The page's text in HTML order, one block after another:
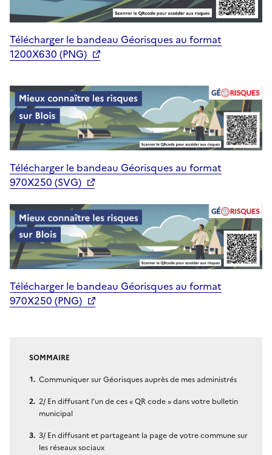
Télécharger le bandeau Géorisques au format
1200X630 (PNG)
Télécharger le bandeau Géorisques au format
970X250 (SVG)
Télécharger le bandeau Géorisques au format
970X250 (PNG)
SOMMAIRE
Communiquer sur Géorisques auprès de mes administrés
2/ En diffusant l’un de ces « QR code » dans votre bulletin
municipal
3/ En diffusant et partageant la page de votre commune sur
les réseaux sociaux